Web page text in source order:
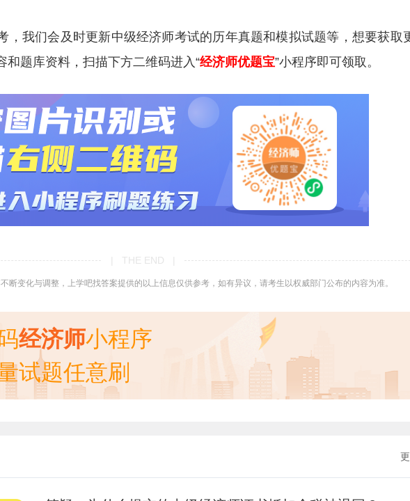
，我们会及时更新中级经济师考试的历年真题和模拟试题等，想要获取
和题库资料，扫描下方二维码进入“经济师优题宝”小程序即可领取。
| THE END |
断变化与调整，上学吧找答案提供的以上信息仅供参考，如有异议，请考生以权威部门公布的内容为准。
经济师小程序
试题任意刷